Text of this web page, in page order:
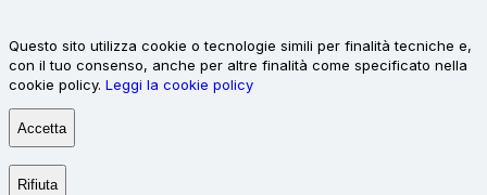
Questo sito utilizza cookie o tecnologie simili per finalità tecniche e,
con il tuo consenso, anche per altre finalità come specificato nella
cookie policy. Leggi la cookie policy
Accetta
Rifiuta